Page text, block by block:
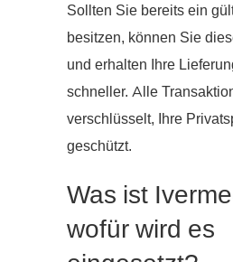
Sollten Sie bereits ein
besitzen, können Sie
und erhalten Ihre
schneller. Alle
verschlüsselt, Ihre
geschützt.
Was ist
wofür wird es